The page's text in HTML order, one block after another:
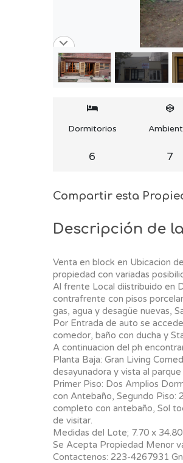
Dormitorios
6 7
Compartir esta
Descripción de
Venta en block en Ubicacion
propiedad con variadas
Al frente Local diistribuido en
contrafrente con pisos
gas, agua y desagüe nuevas,
Por Entrada de auto se
comedor, baño con ducha y
A continuacion del ph
Planta Baja: Gran Living
desayunadora y vista al
Primer Piso: Dos Amplios
con Antebaño, Segundo Piso:
completo con antebaño, Sol
de visitar.
Medidas del Lote; 7.70 x
Se Acepta Propiedad Menor
Contactenos: 223-4267931